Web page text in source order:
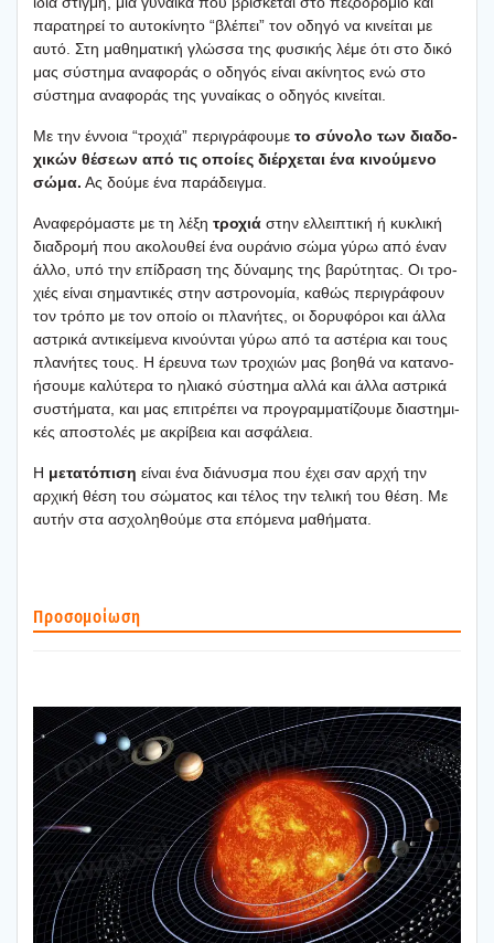
παρα­τη­ρεί το αυτο­κί­νη­το “βλέ­πει” τον οδη­γό να κινεί­ται με
αυτό. Στη μαθη­μα­τι­κή γλώσ­σα της φυσι­κής λέμε ότι στο δικό
μας σύστη­μα ανα­φο­ράς ο οδη­γός είναι ακί­νη­τος ενώ στο
σύστη­μα ανα­φο­ράς της γυναί­κας ο οδη­γός κινεί­ται.
Με την έννοια “τρο­χιά” περι­γρά­φου­με το σύνο­λο των δια­δο­
χι­κών θέσε­ων από τις οποί­ες διέρ­χε­ται ένα κινού­με­νο
σώμα. Ας δού­με ένα παρά­δειγ­μα.
Ανα­φε­ρό­μα­στε με τη λέξη τρο­χιά στην ελλει­πτι­κή ή κυκλι­κή
δια­δρο­μή που ακο­λου­θεί ένα ουρά­νιο σώμα γύρω από έναν
άλλο, υπό την επί­δρα­ση της δύνα­μης της βαρύ­τη­τας. Οι τρο­
χιές είναι σημα­ντι­κές στην αστρο­νο­μία, καθώς περι­γρά­φουν
τον τρό­πο με τον οποίο οι πλα­νή­τες, οι δορυ­φό­ροι και άλλα
αστρι­κά αντι­κεί­με­να κινού­νται γύρω από τα αστέ­ρια και τους
πλα­νή­τες τους. Η έρευ­να των τρο­χιών μας βοη­θά να κατα­νο­
ή­σου­με καλύ­τε­ρα το ηλια­κό σύστη­μα αλλά και άλλα αστρι­κά
συστή­μα­τα, και μας επι­τρέ­πει να προ­γραμ­μα­τί­ζου­με δια­στη­μι­
κές απο­στο­λές με ακρί­βεια και ασφά­λεια.
Η μετα­τό­πι­ση είναι ένα διά­νυ­σμα που έχει σαν αρχή την
αρχι­κή θέση του σώμα­τος και τέλος την τελι­κή του θέση. Με
αυτήν στα ασχο­λη­θού­με στα επό­με­να μαθή­μα­τα.
Προ­σο­μοί­ω­ση